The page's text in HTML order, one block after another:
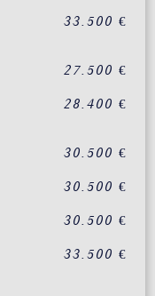
33.500 €
27.500 €
28.400 €
30.500 €
30.500 €
30.500 €
33.500 €